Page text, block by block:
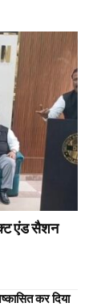
एंड सैशन
कर दिया